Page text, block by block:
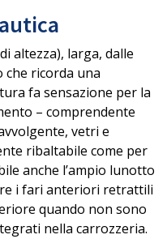
altezza), larga, dalle
che ricorda una
fa sensazione per la
– comprendente
vetri e
ribaltabile come per
anche l’ampio lunotto
i fari anteriori retrattili
quando non sono
nella carrozzeria.